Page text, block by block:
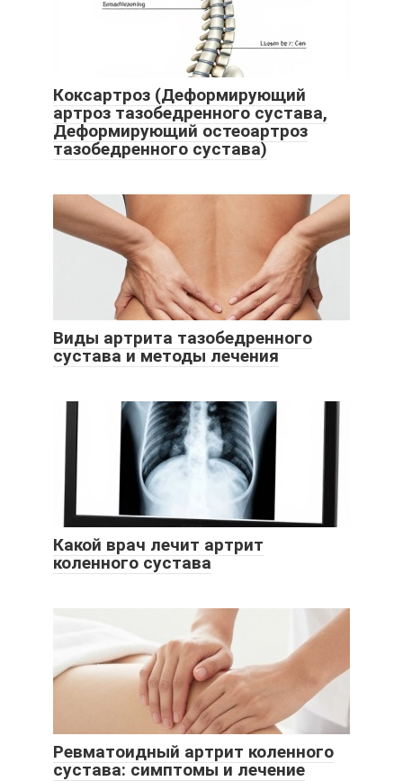
Коксартроз (Деформирующий
артроз тазобедренного сустава,
Деформирующий остеоартроз
тазобедренного сустава)
Виды артрита тазобедренного
сустава и методы лечения
Какой врач лечит артрит
коленного сустава
Ревматоидный артрит коленного
сустава: симптомы и лечение